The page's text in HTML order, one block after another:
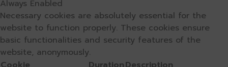
Always Enabled
Necessary cookies are absolutely essential for the
website to function properly. These cookies ensure
basic functionalities and security features of the
website, anonymously.